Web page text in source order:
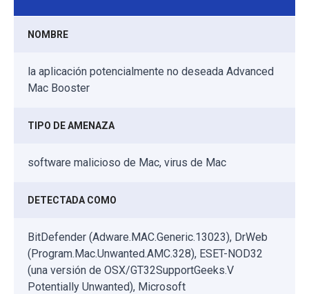
NOMBRE
la aplicación potencialmente no deseada Advanced
Mac Booster
TIPO DE AMENAZA
software malicioso de Mac, virus de Mac
DETECTADA COMO
BitDefender (Adware.MAC.Generic.13023), DrWeb
(Program.Mac.Unwanted.AMC.328), ESET-NOD32
(una versión de OSX/GT32SupportGeeks.V
Potentially Unwanted), Microsoft